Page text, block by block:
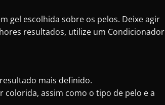
gel escolhida sobre os pelos. Deixe agir
resultados, utilize um Condicionador
mais definido.
colorida, assim como o tipo de pelo e a